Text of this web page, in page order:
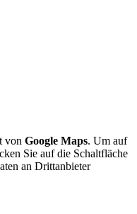
von Google Maps. Um auf
Sie auf die Schaltfläche
an Drittanbieter